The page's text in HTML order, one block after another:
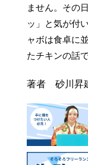
ません。その
ッ」と気が付
ャボは食卓に
たチキンの話で
著者 砂川昇